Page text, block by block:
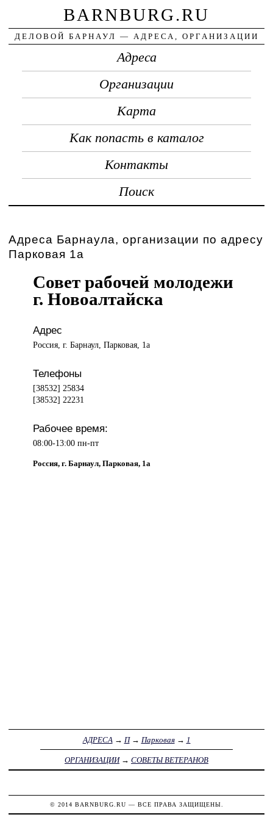
BARNBURG.RU
ДЕЛОВОЙ БАРНАУЛ — АДРЕСА, ОРГАНИЗАЦИИ
Адреса
Организации
Карта
Как попасть в каталог
Контакты
Поиск
Адреса Барнаула, организации по адресу
Парковая 1а
Совет рабочей молодежи
г. Новоалтайска
Адрес
Россия, г. Барнаул, Парковая, 1а
Телефоны
[38532] 25834
[38532] 22231
Рабочее время:
08:00-13:00 пн-пт
Россия, г. Барнаул, Парковая, 1а
АДРЕСА → П→ Парковая→ 1
ОРГАНИЗАЦИИ→ СОВЕТЫ ВЕТЕРАНОВ
© 2014 BARNBURG.RU — ВСЕ ПРАВА ЗАЩИЩЕНЫ.